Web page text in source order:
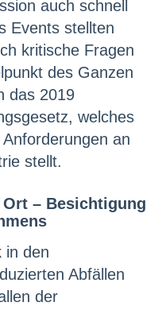
auch schnell
Events stellten
kritische Fragen
des Ganzen
das 2019
welches
an
stellt.
– Besichtigung
in den
Abfällen
der